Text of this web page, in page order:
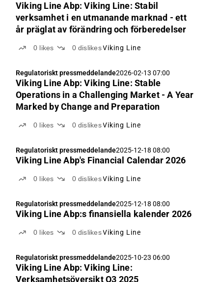
Viking Line Abp: Viking Line: Stabil
verksamhet i en utmanande marknad - ett
år präglat av förändring och förberedelser
0 likes 0 dislikes Viking Line
Regulatoriskt pressmeddelande2026-02-13 07:00
Viking Line Abp: Viking Line: Stable
Operations in a Challenging Market - A Year
Marked by Change and Preparation
0 likes 0 dislikes Viking Line
Regulatoriskt pressmeddelande2025-12-18 08:00
Viking Line Abp's Financial Calendar 2026
0 likes 0 dislikes Viking Line
Regulatoriskt pressmeddelande2025-12-18 08:00
Viking Line Abp:s finansiella kalender 2026
0 likes 0 dislikes Viking Line
Regulatoriskt pressmeddelande2025-10-23 06:00
Viking Line Abp: Viking Line:
Verksamhetsöversikt Q3 2025